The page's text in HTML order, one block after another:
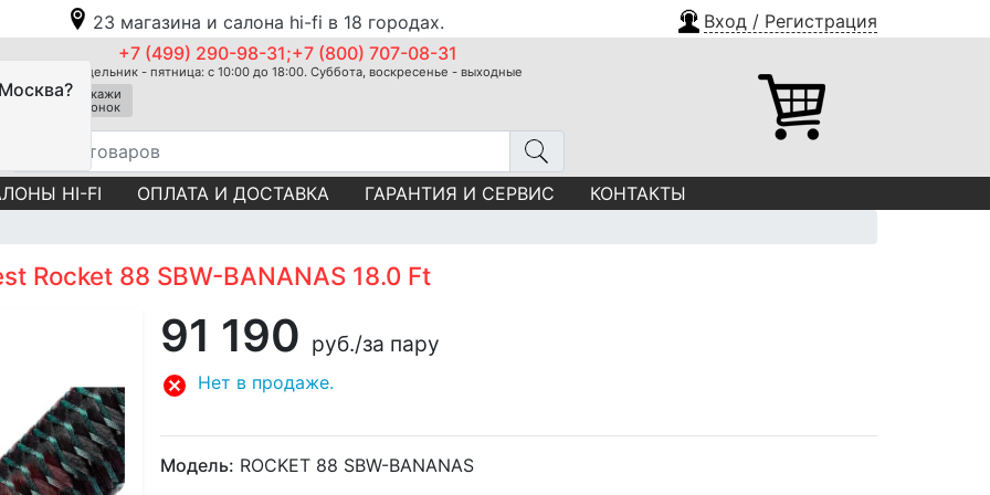
23 магазина и салона hi-fi в 18 городах. Вход / Регистрация
+7 (499) 290-98-31;+7 (800) 707-08-31
Понедельник - пятница: с 10:00 до 18:00. Суббота, воскресенье - выходные
Закажи
звонок
HI-FI ОПЛАТА И ДОСТАВКА ГАРАНТИЯ И СЕРВИС КОНТАКТЫ
Rocket 88 SBW-BANANAS 18.0 Ft
91 190 руб./за пару
Нет в продаже.
Модель: ROCKET 88 SBW-BANANAS